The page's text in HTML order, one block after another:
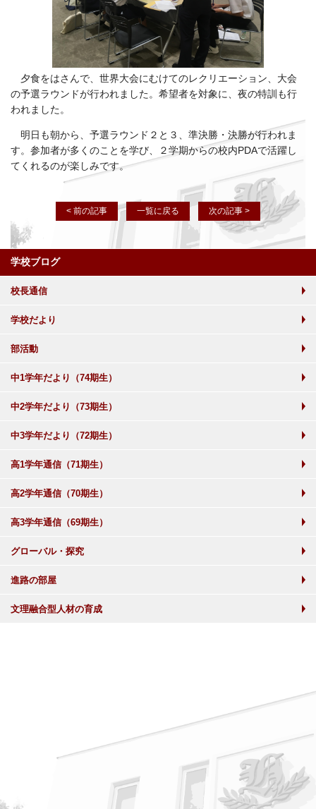
夕食をはさんで、世界大会にむけてのレクリエーション、大会
の予選ラウンドが行われました。希望者を対象に、夜の特訓も行
われました。
明日も朝から、予選ラウンド２と３、準決勝・決勝が行われま
す。参加者が多くのことを学び、２学期からの校内PDAで活躍し
てくれるのが楽しみです。
< 前の記事 一覧に戻る 次の記事 >
学校ブログ
校長通信
学校だより
部活動
中1学年だより（74期生）
中2学年だより（73期生）
中3学年だより（72期生）
高1学年通信（71期生）
高2学年通信（70期生）
高3学年通信（69期生）
グローバル・探究
進路の部屋
文理融合型人材の育成